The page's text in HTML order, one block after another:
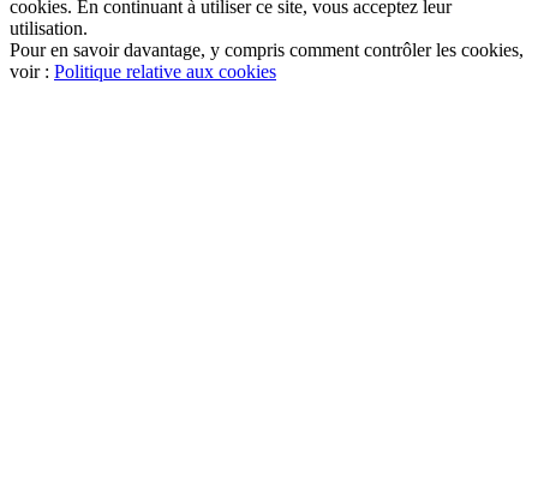
cookies. En continuant à utiliser ce site, vous acceptez leur
utilisation.
Pour en savoir davantage, y compris comment contrôler les cookies,
voir : Politique relative aux cookies